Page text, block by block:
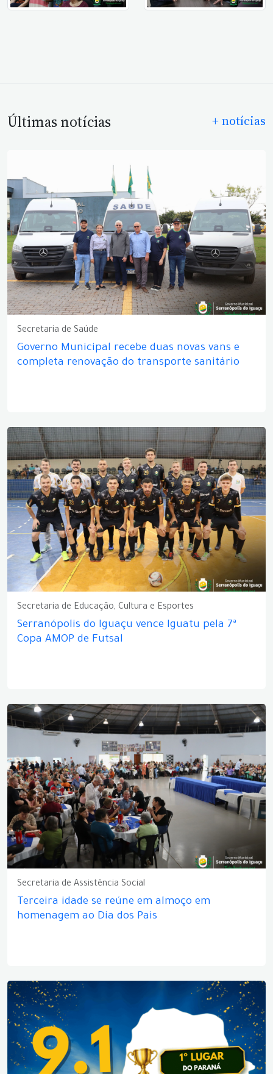
Últimas notícias + notícias
Secretaria de Saúde
Governo Municipal recebe duas novas vans e
completa renovação do transporte sanitário
Secretaria de Educação, Cultura e Esportes
Serranópolis do Iguaçu vence Iguatu pela 7ª
Copa AMOP de Futsal
Secretaria de Assistência Social
Terceira idade se reúne em almoço em
homenagem ao Dia dos Pais